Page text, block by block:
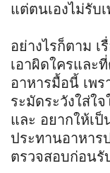
แต่ตนเองไม่รับ
อย่างไรก็ตาม
เอาผิดใครและ
อาหารมื้อนี้ เพ
ระมัดระวังใส่ใ
และ อยากให้เ
ประทานอาหาร
ตรวจสอบก่อนรั